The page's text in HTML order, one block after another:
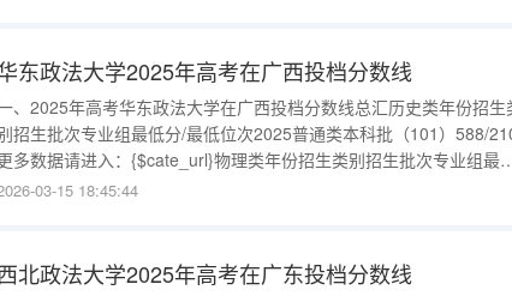
东政法大学2025年高考在广西投档分数线
、2025年高考华东政法大学在广西投档分数线总汇历史类年份招生
招生批次专业组最低分/最低位次2025普通类本科批（101）588/
多数据请进入：{$cate_url}物理类年份招生类别招生批次专业组最
/最低位次2025普通类本科批（102）562/19388更多数据请进入：
03-15 18:45:44
北政法大学2025年高考在广东投档分数线